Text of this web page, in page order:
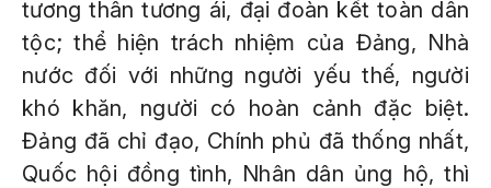
tương thân tương ái, đại đoàn kết toàn dân
tộc; thể hiện trách nhiệm của Đảng, Nhà
nước đối với những người yếu thế, người
khó khăn, người có hoàn cảnh đặc biệt.
Đảng đã chỉ đạo, Chính phủ đã thống nhất,
Quốc hội đồng tình, Nhân dân ủng hộ, thì